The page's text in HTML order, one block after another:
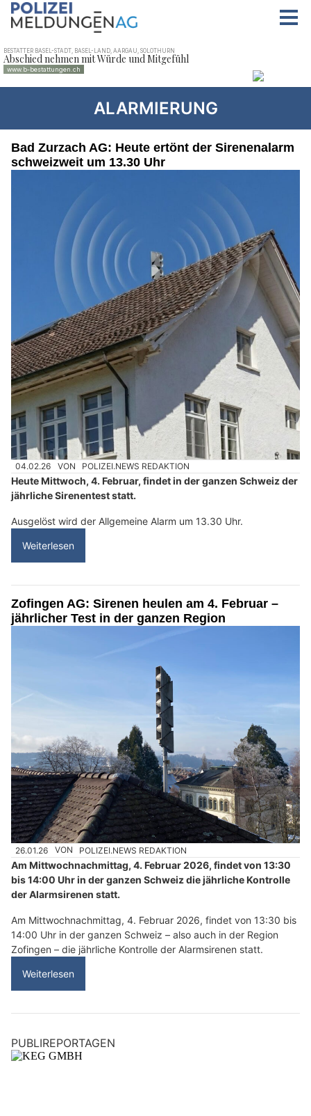
ALARMIERUNG
Bad Zurzach AG: Heute ertönt der Sirenenalarm
schweizweit um 13.30 Uhr
04.02.26 VON POLIZEI.NEWS REDAKTION
Heute Mittwoch, 4. Februar, findet in der ganzen Schweiz der
jährliche Sirenentest statt.
Ausgelöst wird der Allgemeine Alarm um 13.30 Uhr.
Weiterlesen
Zofingen AG: Sirenen heulen am 4. Februar –
jährlicher Test in der ganzen Region
26.01.26 VON POLIZEI.NEWS REDAKTION
Am Mittwochnachmittag, 4. Februar 2026, findet von 13:30
bis 14:00 Uhr in der ganzen Schweiz die jährliche Kontrolle
der Alarmsirenen statt.
Am Mittwochnachmittag, 4. Februar 2026, findet von 13:30 bis
14:00 Uhr in der ganzen Schweiz – also auch in der Region
Zofingen – die jährliche Kontrolle der Alarmsirenen statt.
Weiterlesen
PUBLIREPORTAGEN